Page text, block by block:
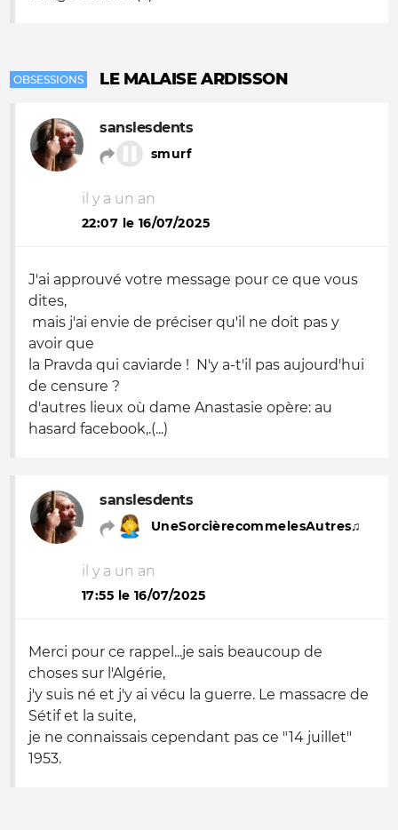
OBSESSIONS LE MALAISE ARDISSON
sanslesdents
smurf
il y a un an
22:07 le 16/07/2025
J'ai approuvé votre message pour ce que vous
dites,
mais j'ai envie de préciser qu'il ne doit pas y
avoir que
la Pravda qui caviarde ! N'y a-t'il pas aujourd'hui
de censure ?
d'autres lieux où dame Anastasie opère: au
hasard facebook,.(...)
sanslesdents
UneSorcièrecommelesAutres♫
il y a un an
17:55 le 16/07/2025
Merci pour ce rappel...je sais beaucoup de
choses sur l'Algérie,
j'y suis né et j'y ai vécu la guerre. Le massacre de
Sétif et la suite,
je ne connaissais cependant pas ce "14 juillet"
1953.